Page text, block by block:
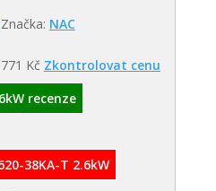
Značka: NAC
Kč Zkontrolovat cenu
recenze
38KA-T 2.6kW